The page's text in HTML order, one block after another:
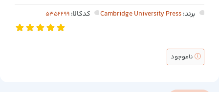
برند:Cambridge University Press کدکالا:
ناموجود